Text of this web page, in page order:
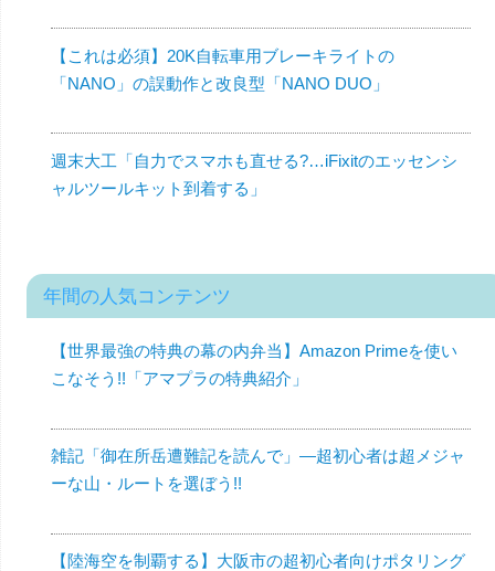
【これは必須】20K自転車用ブレーキライトの
「NANO」の誤動作と改良型「NANO DUO」
週末大工「自力でスマホも直せる?…iFixitのエッセンシ
ャルツールキット到着する」
年間の人気コンテンツ
【世界最強の特典の幕の内弁当】Amazon Primeを使い
こなそう!!「アマプラの特典紹介」
雑記「御在所岳遭難記を読んで」—超初心者は超メジャ
ーな山・ルートを選ぼう!!
【陸海空を制覇する】大阪市の超初心者向けポタリング